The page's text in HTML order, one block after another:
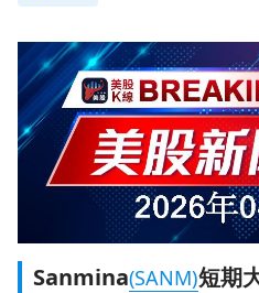
Sanmina(SANM)短期